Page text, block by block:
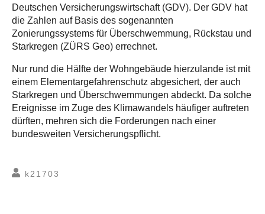
Deutschen Versicherungswirtschaft (GDV). Der GDV hat
die Zahlen auf Basis des sogenannten
Zonierungssystems für Überschwemmung, Rückstau und
Starkregen (ZÜRS Geo) errechnet.
Nur rund die Hälfte der Wohngebäude hierzulande ist mit
einem Elementargefahrenschutz abgesichert, der auch
Starkregen und Überschwemmungen abdeckt. Da solche
Ereignisse im Zuge des Klimawandels häufiger auftreten
dürften, mehren sich die Forderungen nach einer
bundesweiten Versicherungspflicht.
k21703